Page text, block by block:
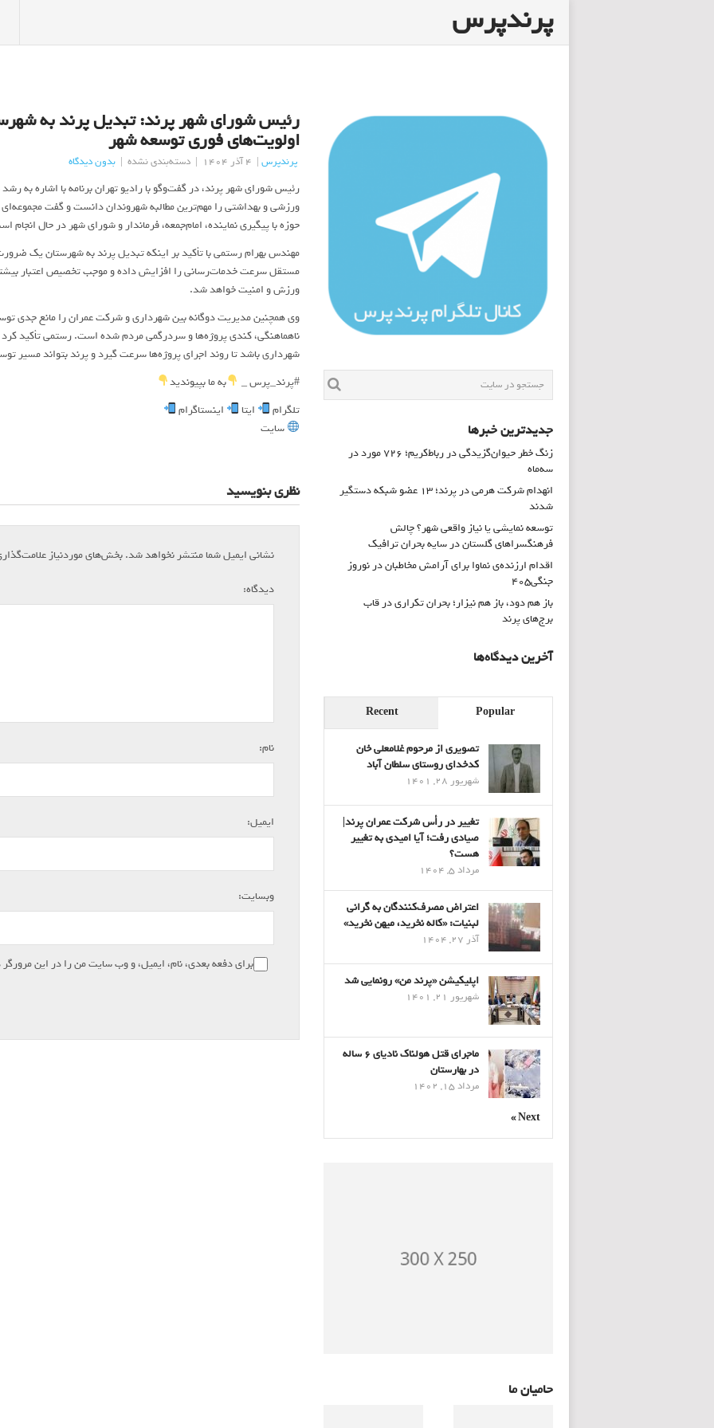
پرندپرس
رئیس شورای شهر پرند: تبدیل پرند به
اولویت‌های فوری توسعه شهر
پرندپرس| 4 آذر 1404 | دسته‌بندی نشده | بدون دیدگاه
رئیس شورای شهر پرند، در گفت‌وگو با رادیو تهران برنامه با اشاره به
ورزشی و بهداشتی را مهم‌ترین مطالبه شهروندان دانست و گفت مجموعه‌ای
حوزه با پیگیری نماینده، امام‌جمعه، فرماندار و شورای شهر در حال انجام
مهندس بهرام رستمی با تأکید بر اینکه تبدیل پرند به شهرستان یک
مستقل سرعت خدمات‌رسانی را افزایش داده و موجب تخصیص اعتبار
ورزش و امنیت خواهد شد.
وی همچنین مدیریت دوگانه بین شهرداری و شرکت عمران را مانع جدی
ناهماهنگی، کندی پروژه‌ها و سردرگمی مردم شده است. رستمی تأکید کرد
شهرداری باشد تا روند اجرای پروژه‌ها سرعت گیرد و پرند بتواند مسیر
#پرند_پرس _
به ما بپیوندید
تلگرام
ایتا
اینستاگرام
سایت
نظری بنویسید
نشانی ایمیل شما منتشر نخواهد شد.بخش‌های موردنیاز
دیدگاه:
نام:
ایمیل:
وبسایت:
برای دفعه بعدی، نام، ایمیل، و وب سایت من را در این
جدیدترین خبرها
زنگ خطر حیوان‌گزیدگی در رباط‌کریم؛ ۷۲۶ مورد در
سه‌ماه
انهدام شرکت هرمی در پرند؛ ۱۳ عضو شبکه دستگیر
شدند
توسعه نمایشی یا نیاز واقعی شهر؟ چالش
فرهنگسراهای گلستان در سایه بحران ترافیک
اقدام ارزنده‌ی نماوا برای آرامش مخاطبان در نوروز
جنگی۴۰۵
باز هم دود، باز هم نیزار؛ بحران تکراری در قاب
برج‌های پرند
آخرین دیدگاه‌ها
Popular
Recent
تصویری از مرحوم غلامعلی خان
کدخدای روستای سلطان آباد
شهریور 28, 1401
تغییر در رأس شرکت عمران پرند|
صیادی رفت؛ آیا امیدی به تغییر
هست؟
مرداد 5, 1404
اعتراض مصرف‌کنندگان به گرانی
لبنیات: «کاله نخرید، میهن نخرید»
آذر 27, 1404
اپلیکیشن «پرند من» رونمایی شد
شهریور 21, 1401
ماجرای قتل هولناک نادیای ۶ ساله
در بهارستان
مرداد 15, 1402
Next »
حامیان ما